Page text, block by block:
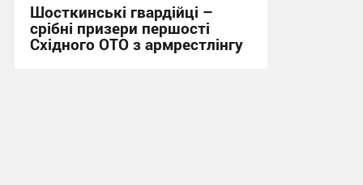
Шосткинські гвардійці –
срібні призери першості
Східного ОТО з армрестлінгу